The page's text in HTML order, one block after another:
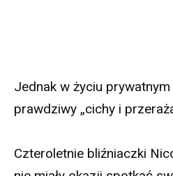
Jednak w życiu
prawdziwy „cichy i
Czteroletnie bliźniaczki